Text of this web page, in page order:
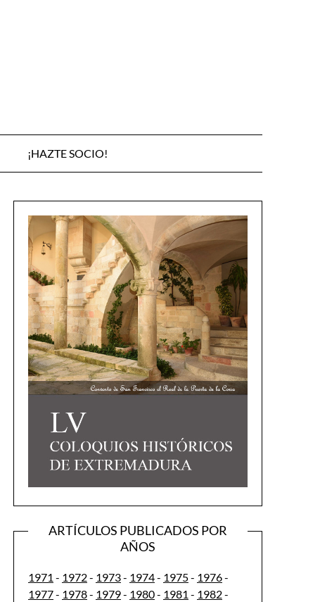
¡HAZTE SOCIO!
ARTÍCULOS PUBLICADOS POR
AÑOS
1971 - 1972- 1973- 1974- 1975- 1976-
1977- 1978- 1979- 1980- 1981 - 1982-